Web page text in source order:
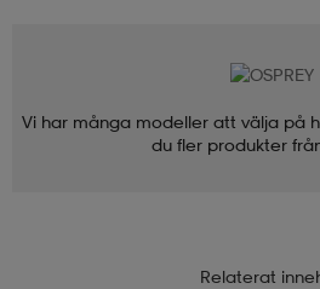
Vi har många modeller att välja på
du fler produkter
Relaterat